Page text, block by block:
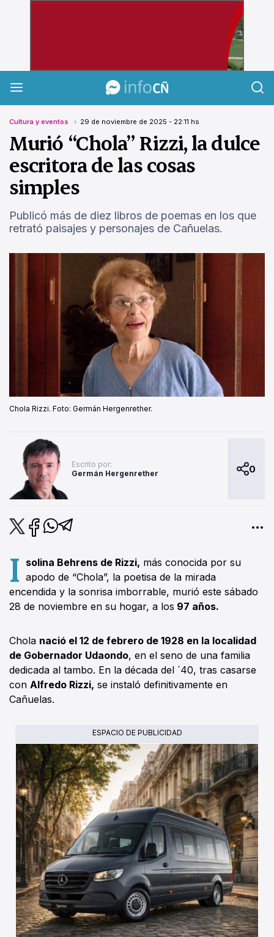
Cultura y eventos 29 de noviembre de 2025 - 22:11 hs
Murió “Chola” Rizzi, la dulce
escritora de las cosas
simples
Publicó más de diez libros de poemas en los que
retrató paisajes y personajes de Cañuelas.
Chola Rizzi. Foto: Germán Hergenrether.
Escrito por:
Germán Hergenrether
0
I solina Behrens de Rizzi, más conocida por su
apodo de “Chola”, la poetisa de la mirada
encendida y la sonrisa imborrable, murió este sábado
28 de noviembre en su hogar, a los 97 años.
Chola nació el 12 de febrero de 1928 en la localidad
de Gobernador Udaondo, en el seno de una familia
dedicada al tambo. En la década del ´40, tras casarse
con Alfredo Rizzi, se instaló definitivamente en
Cañuelas.
ESPACIO DE PUBLICIDAD